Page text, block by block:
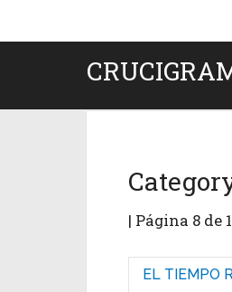
| Página 8 de
EL TIEMPO